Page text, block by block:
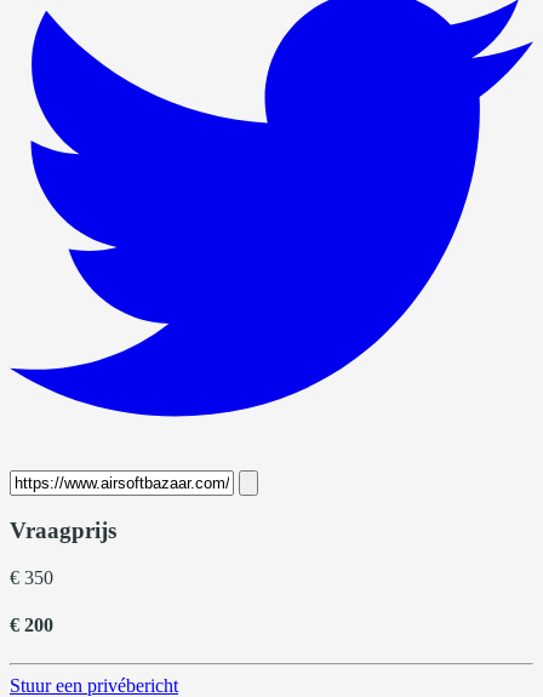
Vraagprijs
€ 350
€ 200
Stuur een privébericht